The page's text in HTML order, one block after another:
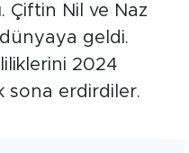
Çiftin Nil ve Naz
dünyaya geldi.
2024
sona erdirdiler.